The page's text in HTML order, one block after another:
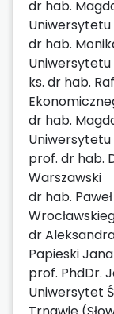
dr hab.
dr hab.
ks. dr hab.
dr hab.
prof. dr hab.
Warszawski
dr hab.
dr
Papieski
prof. PhdDr.
Uniwersytet